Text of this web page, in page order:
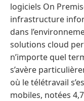
logiciels On
infrastructure
dans
solutions cloud
n’importe quel
s’avère
où le télétravail
mobiles, notées